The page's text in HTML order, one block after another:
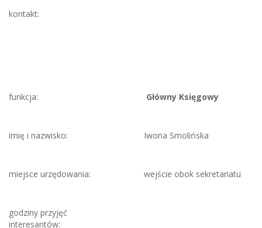
kontakt:
funkcja: Główny Księgowy
imię i nazwisko: Iwona Smolińska
miejsce urzędowania: wejście obok sekretariatu
godziny przyjęć
interesantów: